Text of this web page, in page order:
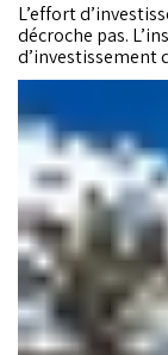
L’effort
décroche pas.
d’investissement
2027. Cette
projets
de protection
risques d’érosion
protection des
riveraines. Ce
un contexte
devant permettre
repositionnement
société anonyme
régulation et